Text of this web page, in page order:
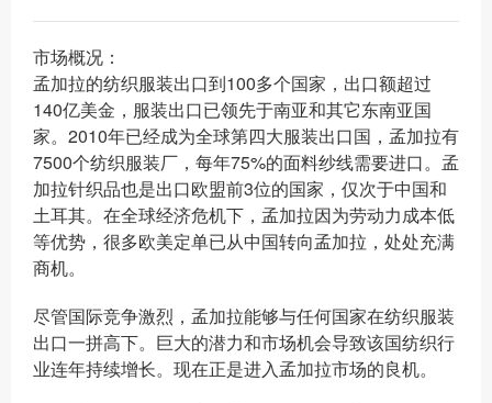
市场概况：
孟加拉的纺织服装出口到100多个国家，出口额超过
140亿美金，服装出口已领先于南亚和其它东南亚国
家。2010年已经成为全球第四大服装出口国，孟加拉有
7500个纺织服装厂，每年75%的面料纱线需要进口。孟
加拉针织品也是出口欧盟前3位的国家，仅次于中国和
土耳其。在全球经济危机下，孟加拉因为劳动力成本低
等优势，很多欧美定单已从中国转向孟加拉，处处充满
商机。
尽管国际竞争激烈，孟加拉能够与任何国家在纺织服装
出口一拼高下。巨大的潜力和市场机会导致该国纺织行
业连年持续增长。现在正是进入孟加拉市场的良机。